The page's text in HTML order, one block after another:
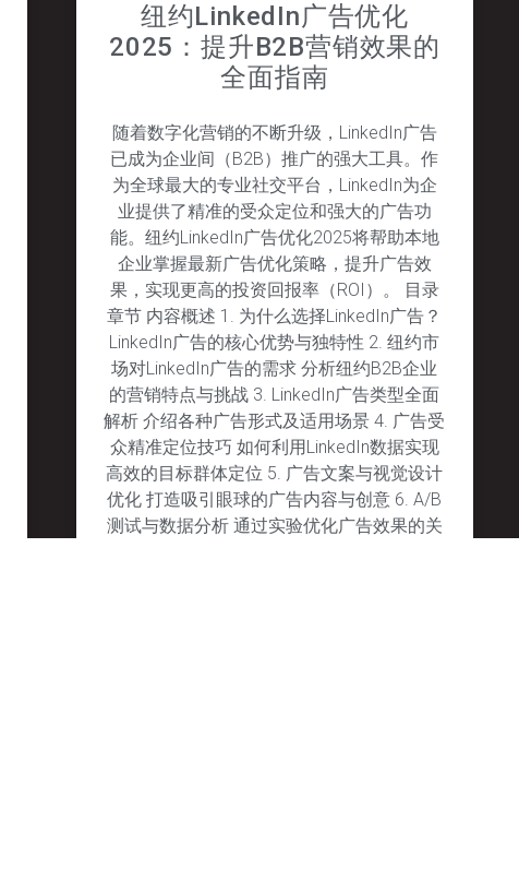
纽约LinkedIn广告优化
2025：提升B2B营销效果的
全面指南
随着数字化营销的不断升级，LinkedIn广告
已成为企业间（B2B）推广的强大工具。作
为全球最大的专业社交平台，LinkedIn为企
业提供了精准的受众定位和强大的广告功
能。纽约LinkedIn广告优化2025将帮助本地
企业掌握最新广告优化策略，提升广告效
果，实现更高的投资回报率（ROI）。 目录
章节 内容概述 1. 为什么选择LinkedIn广告？
LinkedIn广告的核心优势与独特性 2. 纽约市
场对LinkedIn广告的需求 分析纽约B2B企业
的营销特点与挑战 3. LinkedIn广告类型全面
解析 介绍各种广告形式及适用场景 4. 广告受
众精准定位技巧 如何利用LinkedIn数据实现
高效的目标群体定位 5. 广告文案与视觉设计
优化 打造吸引眼球的广告内容与创意 6. A/B
测试与数据分析 通过实验优化广告效果的关